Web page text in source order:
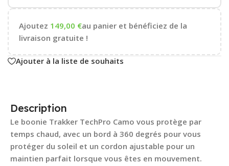
Ajoutez 149,00 €au panier et bénéficiez de la
livraison gratuite !
Ajouter à la liste de souhaits
Description
Le boonie Trakker TechPro Camo vous protège par
temps chaud, avec un bord à 360 degrés pour vous
protéger du soleil et un cordon ajustable pour un
maintien parfait lorsque vous êtes en mouvement.